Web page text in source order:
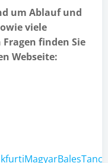
um Ablauf und
viele
finden Sie
Webseite: